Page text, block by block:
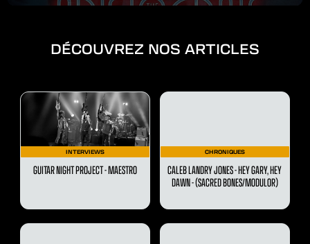
DÉCOUVREZ NOS ARTICLES
INTERVIEWS
GUITAR NIGHT PROJECT - MAESTRO
CHRONIQUES
CALEB LANDRY JONES - HEY GARY, HEY
DAWN - (SACRED BONES/MODULOR)